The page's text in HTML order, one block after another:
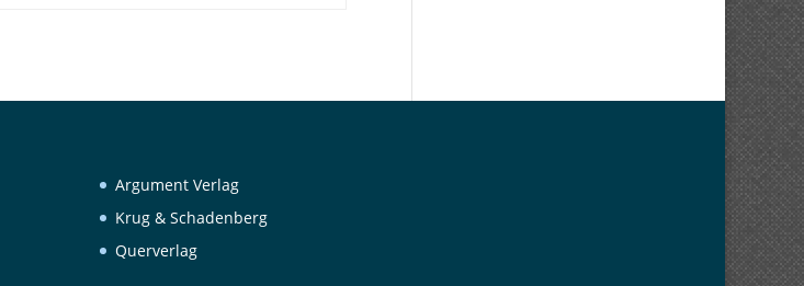
Argument Verlag
Krug & Schadenberg
Querverlag